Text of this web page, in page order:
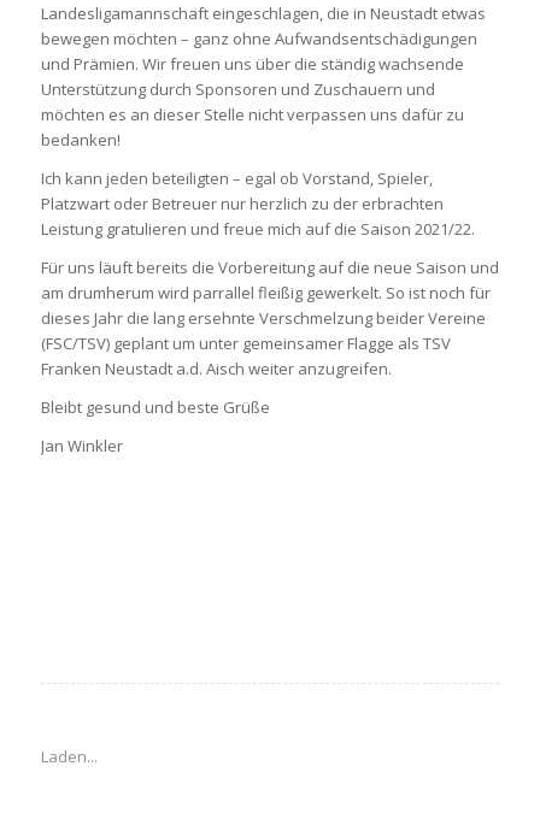
Landesligamannschaft eingeschlagen, die in Neustadt etwas
bewegen möchten – ganz ohne Aufwandsentschädigungen
und Prämien. Wir freuen uns über die ständig wachsende
Unterstützung durch Sponsoren und Zuschauern und
möchten es an dieser Stelle nicht verpassen uns dafür zu
bedanken!
Ich kann jeden beteiligten – egal ob Vorstand, Spieler,
Platzwart oder Betreuer nur herzlich zu der erbrachten
Leistung gratulieren und freue mich auf die Saison 2021/22.
Für uns läuft bereits die Vorbereitung auf die neue Saison und
am drumherum wird parrallel fleißig gewerkelt. So ist noch für
dieses Jahr die lang ersehnte Verschmelzung beider Vereine
(FSC/TSV) geplant um unter gemeinsamer Flagge als TSV
Franken Neustadt a.d. Aisch weiter anzugreifen.
Bleibt gesund und beste Grüße
Jan Winkler
Laden...